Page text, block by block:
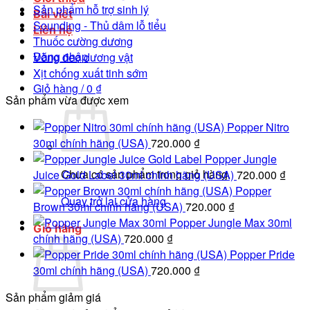
Bài viết
Liên hệ
Đăng nhập
Giỏ hàng /0 ₫
Chưa có sản phẩm trong giỏ hàng.
Quay trở lại cửa hàng
Giỏ hàng
Sản phẩm hỗ trợ sinh lý
Sounding - Thủ dâm lỗ tiểu
Thuốc cường dương
Vòng đeo dương vật
Xịt chống xuất tinh sớm
Sản phẩm vừa được xem
Popper Nitro
30ml chính hãng (USA) 720.000 ₫
Popper Jungle
Juice Gold Label 30ml chính hãng (USA) 720.000 ₫
Popper
Brown 30ml chính hãng (USA) 720.000 ₫
Popper Jungle Max 30ml
chính hãng (USA) 720.000 ₫
Popper Pride
30ml chính hãng (USA) 720.000 ₫
Sản phẩm giảm giá